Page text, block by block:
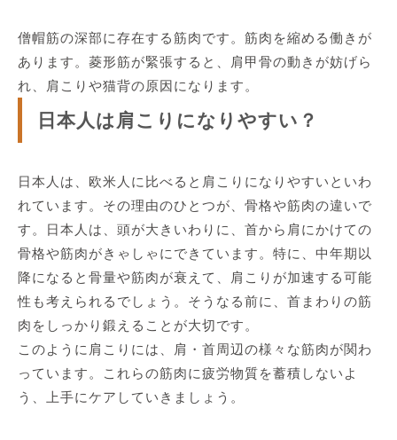
僧帽筋の深部に存在する筋肉です。筋肉を縮める働きが
あります。菱形筋が緊張すると、肩甲骨の動きが妨げら
れ、肩こりや猫背の原因になります。
日本人は肩こりになりやすい？
日本人は、欧米人に比べると肩こりになりやすいといわ
れています。その理由のひとつが、骨格や筋肉の違いで
す。日本人は、頭が大きいわりに、首から肩にかけての
骨格や筋肉がきゃしゃにできています。特に、中年期以
降になると骨量や筋肉が衰えて、肩こりが加速する可能
性も考えられるでしょう。そうなる前に、首まわりの筋
肉をしっかり鍛えることが大切です。
このように肩こりには、肩・首周辺の様々な筋肉が関わ
っています。これらの筋肉に疲労物質を蓄積しないよ
う、上手にケアしていきましょう。